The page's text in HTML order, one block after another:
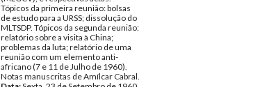
Tópicos da primeira reunião: bolsas
de estudo para a URSS; dissolução do
MLTSDP. Tópicos da segunda reunião:
relatório sobre a visita à China;
problemas da luta; relatório de uma
reunião com um elemento anti-
africano (7 e 11 de Julho de 1960).
Notas manuscritas de Amílcar Cabral.
Data: Sexta, 23 de Setembro de 1960